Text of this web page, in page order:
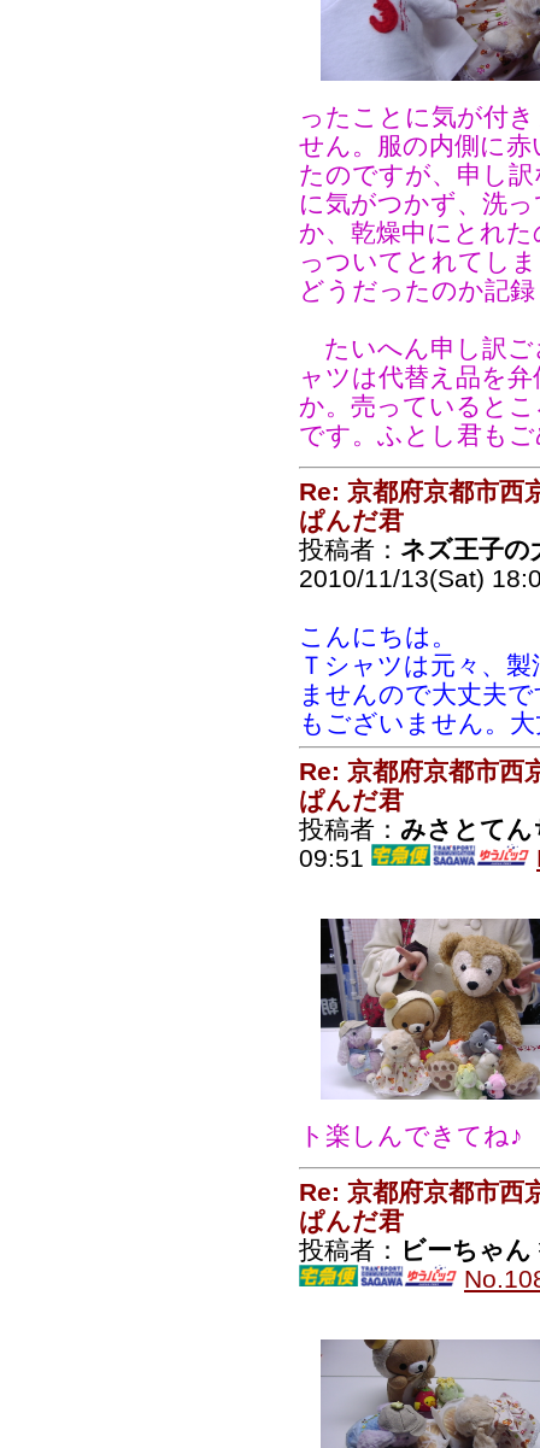
ったことに気が付
せん。服の内側に
たのですが、申し
に気がつかず、洗
か、乾燥中にとれ
っついてとれてし
どうだったのか記
たいへん申し訳ご
ャツは代替え品を
か。売っていると
です。ふとし君も
Re: 京都府京都市西
ぱんだ君
投稿者： ネズ王子の
2010/11/13(Sat)
こんにちは。
Ｔシャツは元々、
ませんので大丈夫
もございません。
Re: 京都府京都市西
ぱんだ君
投稿者： みさとてん
09:51
ト楽しんできてね♪
Re: 京都府京都市西
ぱんだ君
投稿者： ビーちゃん